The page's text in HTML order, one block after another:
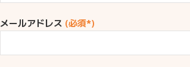
メールアドレス (必須*)